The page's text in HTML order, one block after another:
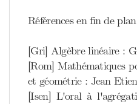
Références en fin de
[Gri] Algèbre linéaire :
[Rom] Mathématiques
et géométrie : Jean
[Isen] L'oral à